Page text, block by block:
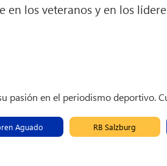
en los veteranos y en los
pasión en el periodismo deportivo.
Aguado RB Salzburg